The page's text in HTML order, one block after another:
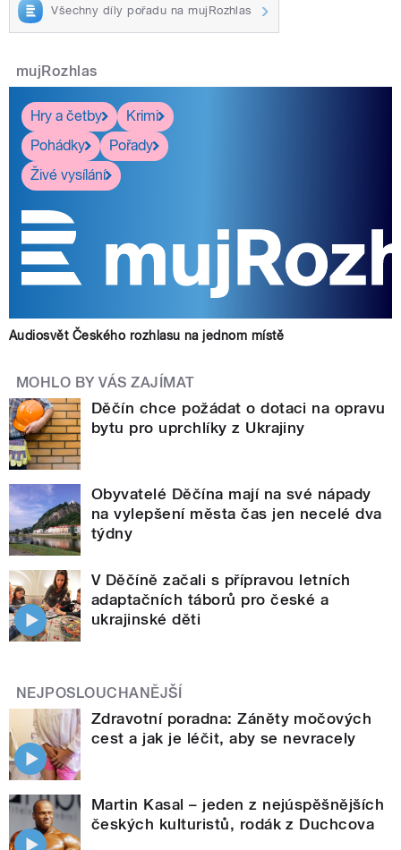
Všechny díly pořadu na mujRozhlas
mujRozhlas
Hry a četby
Krimi
Pohádky
Pořady
Živé vysílání
Audiosvět Českého rozhlasu na jednom místě
MOHLO BY VÁS ZAJÍMAT
Děčín chce požádat o dotaci na opravu
bytu pro uprchlíky z Ukrajiny
Obyvatelé Děčína mají na své nápady
na vylepšení města čas jen necelé dva
týdny
V Děčíně začali s přípravou letních
adaptačních táborů pro české a
ukrajinské děti
NEJPOSLOUCHANĚJŠÍ
Zdravotní poradna: Záněty močových
cest a jak je léčit, aby se nevracely
Martin Kasal – jeden z nejúspěšnějších
českých kulturistů, rodák z Duchcova